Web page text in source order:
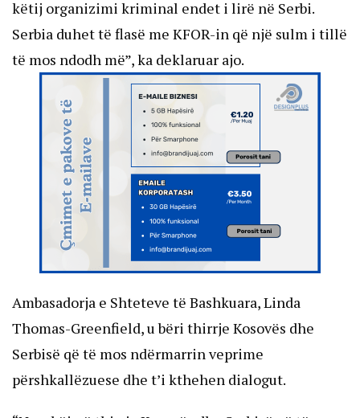
këtij organizimi kriminal endet i lirë në Serbi.
Serbia duhet të flasë me KFOR-in që një sulm i tillë
të mos ndodh më”, ka deklaruar ajo.
Ambasadorja e Shteteve të Bashkuara, Linda
Thomas-Greenfield, u bëri thirrje Kosovës dhe
Serbisë që të mos ndërmarrin veprime
përshkallëzuese dhe t’i kthehen dialogut.